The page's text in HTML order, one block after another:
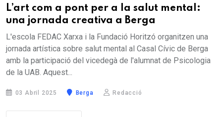
L’art com a pont per a la salut mental:
una jornada creativa a Berga
L'escola FEDAC Xarxa i la Fundació Horitzó organitzen una
jornada artística sobre salut mental al Casal Cívic de Berga
amb la participació del vicedegà de l'alumnat de Psicologia
de la UAB. Aquest...
03 Abril 2025 Berga Redacció